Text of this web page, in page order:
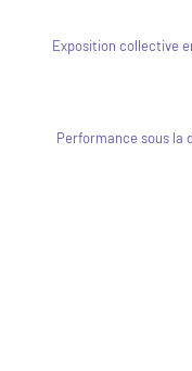
Exposition collective
Performance sous la